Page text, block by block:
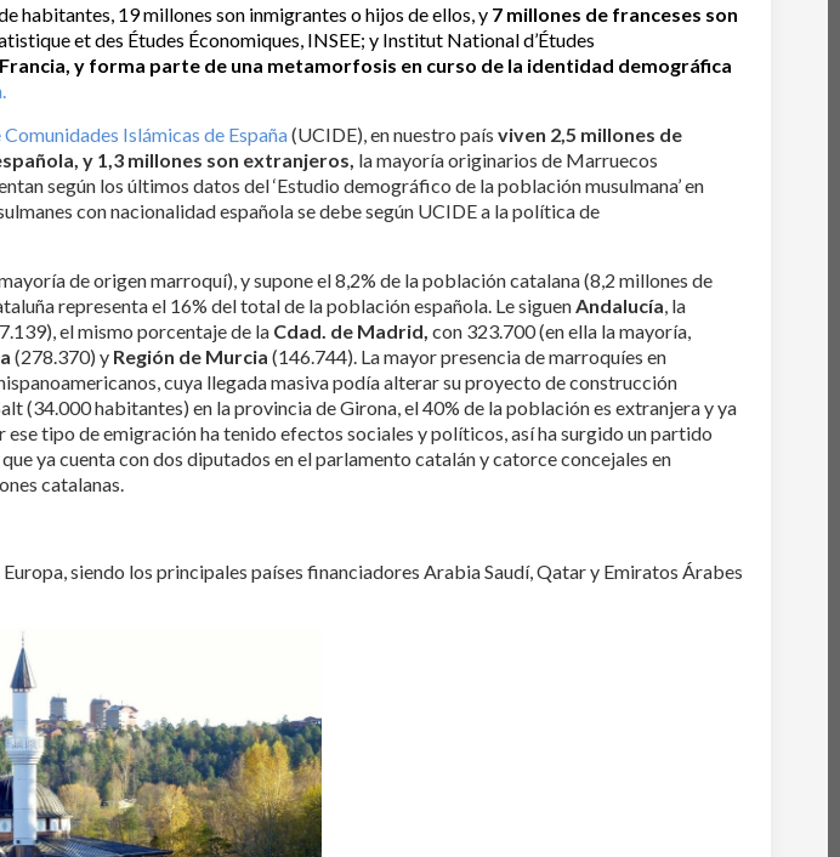
habitantes, 19 millones son inmigrantes o hijos de ellos, y 7 millones de franceses son
et des Études Économiques, INSEE; y Institut National d’Études
y forma parte de una metamorfosis en curso de la identidad demográfica
Comunidades Islámicas de España(UCIDE), en nuestro paísviven 2,5 millones de
y 1,3 millones son extranjeros, la mayoría originarios de Marruecos
según los últimos datos del ‘Estudio demográfico de la población musulmana’ en
con nacionalidad española se debe según UCIDE a la política de
de origen marroquí), y supone el 8,2% de la población catalana (8,2 millones de
representa el 16% del total de la población española. Le siguen Andalucía , la
el mismo porcentaje de la Cdad. de Madrid,con 323.700 (en ella la mayoría,
(278.370) y Región de Murcia(146.744). La mayor presencia de marroquíes en
cuya llegada masiva podía alterar su proyecto de construcción
(34.000 habitantes) en la provincia de Girona, el 40% de la población es extranjera y ya
tipo de emigración ha tenido efectos sociales y políticos, así ha surgido un partido
ya cuenta con dos diputados en el parlamento catalán y catorce concejales en
catalanas.
siendo los principales países financiadores Arabia Saudí, Qatar y Emiratos Árabes